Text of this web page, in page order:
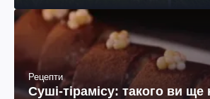
Рецепти
Суші-тірамісу: такого ви ще